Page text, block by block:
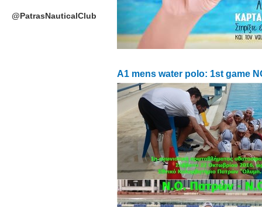
@PatrasNauticalClub
A1 mens water polo: 1st game